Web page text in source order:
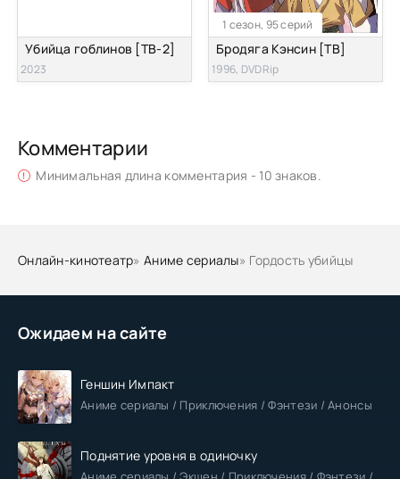
Ожидаем на сайте
Геншин Импакт
Аниме сериалы / Приключения / Фэнтези / Анонсы
Поднятие уровня в одиночку
Убийца гоблинов [ТВ-2]
2023
1 сезон, 95 серий
Бродяга Кэнсин [ТВ]
1996, DVDRip
Комментарии
Минимальная длина комментария - 10 знаков.
Онлайн-кинотеатр»Аниме сериалы» Гордость убийцы